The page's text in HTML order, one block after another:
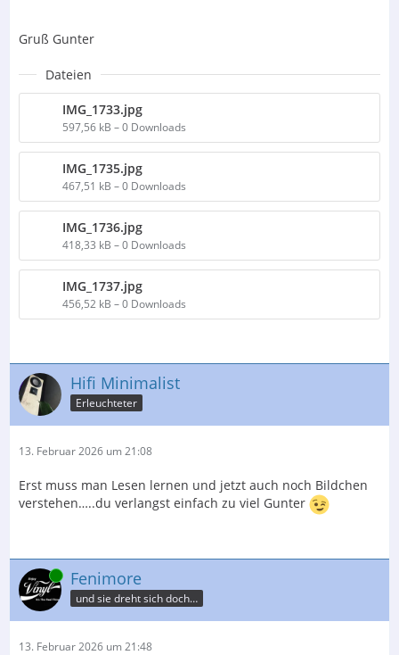
Gruß Gunter
Dateien
IMG_1733.jpg
597,56 kB – 0 Downloads
IMG_1735.jpg
467,51 kB – 0 Downloads
IMG_1736.jpg
418,33 kB – 0 Downloads
IMG_1737.jpg
456,52 kB – 0 Downloads
Hifi Minimalist
Erleuchteter
13. Februar 2026 um 21:08
Erst muss man Lesen lernen und jetzt auch noch Bildchen
verstehen…..du verlangst einfach zu viel Gunter
Online Fenimore
und sie dreht sich doch…
13. Februar 2026 um 21:48